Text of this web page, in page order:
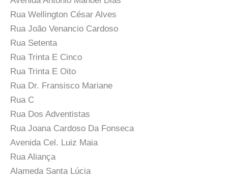
Rua Wellington César Alves
Rua João Venancio Cardoso
Rua Setenta
Rua Trinta E Cinco
Rua Trinta E Oito
Rua Dr. Fransisco Mariane
Rua C
Rua Dos Adventistas
Rua Joana Cardoso Da Fonseca
Avenida Cel. Luiz Maia
Rua Aliança
Alameda Santa Lúcia